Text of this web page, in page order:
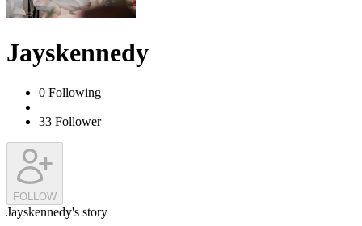
Jayskennedy
0 Following
|
33 Follower
FOLLOW
Jayskennedy's story